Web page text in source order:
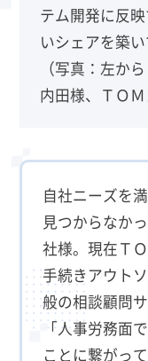
テム開発に反
いシェアを築い
（写真：左か
内田様、ＴＯＭ
自社ニーズを
見つからなか
社様。現在Ｔ
手続きアウト
般の相談顧問
「人事労務面
ことに繋がっ